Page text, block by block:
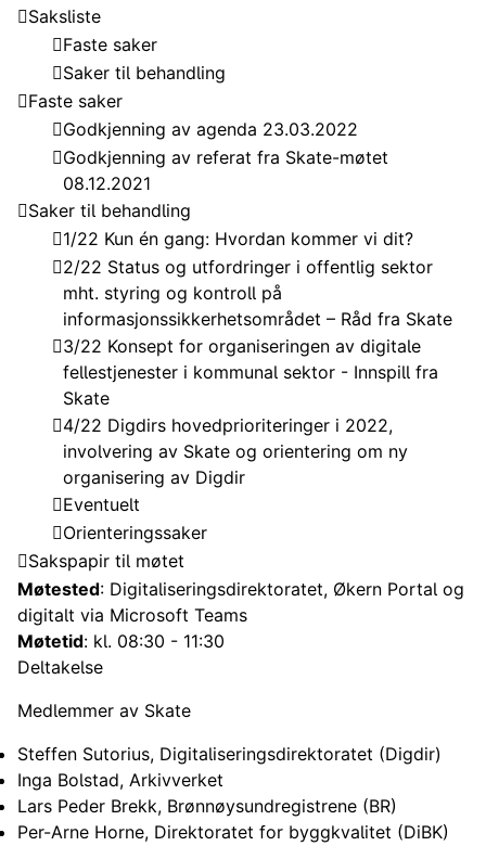
Saksliste
Faste saker
Saker til behandling
Faste saker
Godkjenning av agenda 23.03.2022
Godkjenning av referat fra Skate-møtet
08.12.2021
Saker til behandling
1/22 Kun én gang: Hvordan kommer vi dit?
2/22 Status og utfordringer i offentlig sektor
mht. styring og kontroll på
informasjonssikkerhetsområdet – Råd fra Skate
3/22 Konsept for organiseringen av digitale
fellestjenester i kommunal sektor - Innspill fra
Skate
4/22 Digdirs hovedprioriteringer i 2022,
involvering av Skate og orientering om ny
organisering av Digdir
Eventuelt
Orienteringssaker
Sakspapir til møtet
Møtested: Digitaliseringsdirektoratet, Økern Portal og
digitalt via Microsoft Teams
Møtetid: kl. 08:30 - 11:30
Deltakelse
Medlemmer av Skate
Steffen Sutorius, Digitaliseringsdirektoratet (Digdir)
Inga Bolstad, Arkivverket
Lars Peder Brekk, Brønnøysundregistrene (BR)
Per-Arne Horne, Direktoratet for byggkvalitet (DiBK)